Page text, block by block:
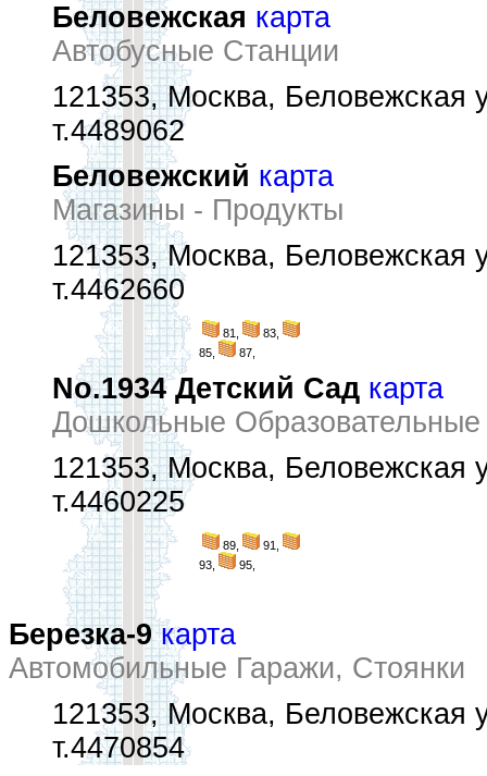
Беловежская карта
Автобусные Станции
121353, Москва, Беловежская
т.4489062
Беловежский карта
Магазины - Продукты
121353, Москва, Беловежская
т.4462660
81,
83,
85,
87,
No.1934 Детский Сад карта
Дошкольные
121353, Москва, Беловежская
т.4460225
89,
91,
93,
95,
Березка-9 карта
Автомобильные Гаражи, Стоянки
121353, Москва, Беловежская
т.4470854